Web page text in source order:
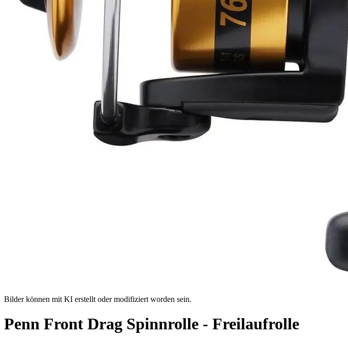
Bilder können mit KI erstellt oder modifiziert worden sein.
Penn Front Drag Spinnrolle - Freilaufrolle